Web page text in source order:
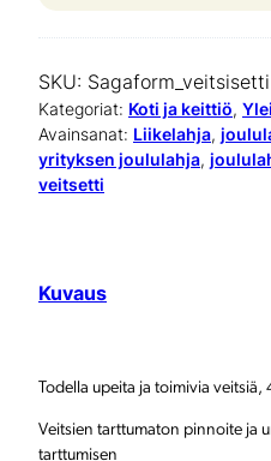
a
e
s
e
SKU: Sagaform_veitsisetti
Kategoriat: Koti ja keittiö,
Avainsanat: Liikelahja,
yrityksen joululahja,
veitsetti
Kuvaus
Todella upeita ja toimivia veitsiä,
Veitsien tarttumaton pinnoite ja
tarttumisen